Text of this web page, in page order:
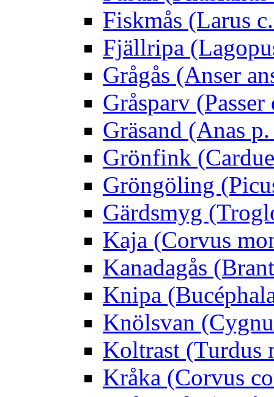
Fiskmås (Larus
Fjällripa
Grågås (Anser
Gråsparv
Gräsand (Anas
Grönfink
Gröngöling
Gärdsmyg
Kaja (Corvus
Kanadagås
Knipa
Knölsvan
Koltrast (Turdus
Kråka (Corvus